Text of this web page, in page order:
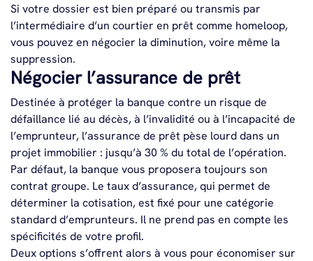
Si votre dossier est bien préparé ou transmis par
l’intermédiaire d’un courtier en prêt comme homeloop,
vous pouvez en négocier la diminution, voire même la
suppression.
Négocier l’assurance de prêt
Destinée à protéger la banque contre un risque de
défaillance lié au décès, à l’invalidité ou à l’incapacité de
l’emprunteur, l’assurance de prêt pèse lourd dans un
projet immobilier : jusqu’à 30 % du total de l’opération.
Par défaut, la banque vous proposera toujours son
contrat groupe. Le taux d’assurance, qui permet de
déterminer la cotisation, est fixé pour une catégorie
standard d’emprunteurs. Il ne prend pas en compte les
spécificités de votre profil.
Deux options s’offrent alors à vous pour économiser sur